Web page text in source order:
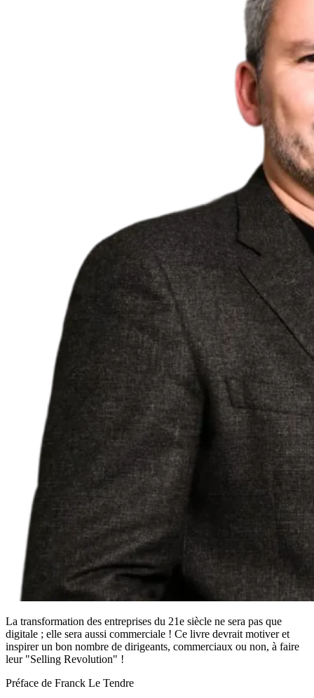
La transformation des entreprises du 21e siècle ne sera pas que
digitale ; elle sera aussi commerciale ! Ce livre devrait motiver et
inspirer un bon nombre de dirigeants, commerciaux ou non, à faire
leur "Selling Revolution" !
Préface de Franck Le Tendre